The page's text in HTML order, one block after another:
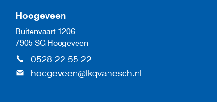
Hoogeveen
Buitenvaart 1206
7905 SG Hoogeveen
0528 22 55 22
hoogeveen@lkqvanesch.nl